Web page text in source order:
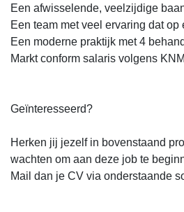
Een afwisselende, veelzijdige
Een team met veel ervaring dat
Een moderne praktijk met 4
Markt conform salaris volgens
Geïnteresseerd?
Herken jij jezelf in bovenstaand
wachten om aan deze job te
Mail dan je CV via onderstaande